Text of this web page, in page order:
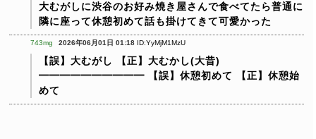
大むがしに渋谷のお好み焼き屋さんで食べてたら普通に
隣に座って休憩初めて話も掛けてきて可愛かった
743mg 2026年06月01日 01:18 ID:YyMjM1MzU
【誤】大むがし
【正】大むかし(大昔)
━━━━━━━━━━ 【誤】休憩初めて
【正】休憩始
めて